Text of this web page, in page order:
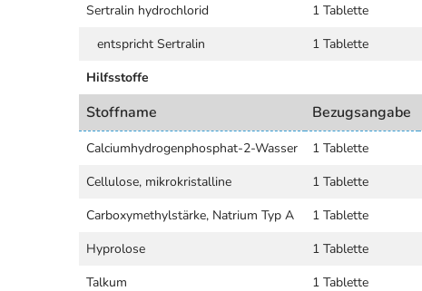
Sertralin hydrochlorid 1 Tablette
entspricht Sertralin
1 Tablette
Hilfsstoffe
Stoffname Bezugsangabe
Calciumhydrogenphosphat-2-Wasser 1 Tablette
Cellulose, mikrokristalline
1 Tablette
Carboxymethylstärke, Natrium Typ A
1 Tablette
Hyprolose
1 Tablette
Talkum
1 Tablette